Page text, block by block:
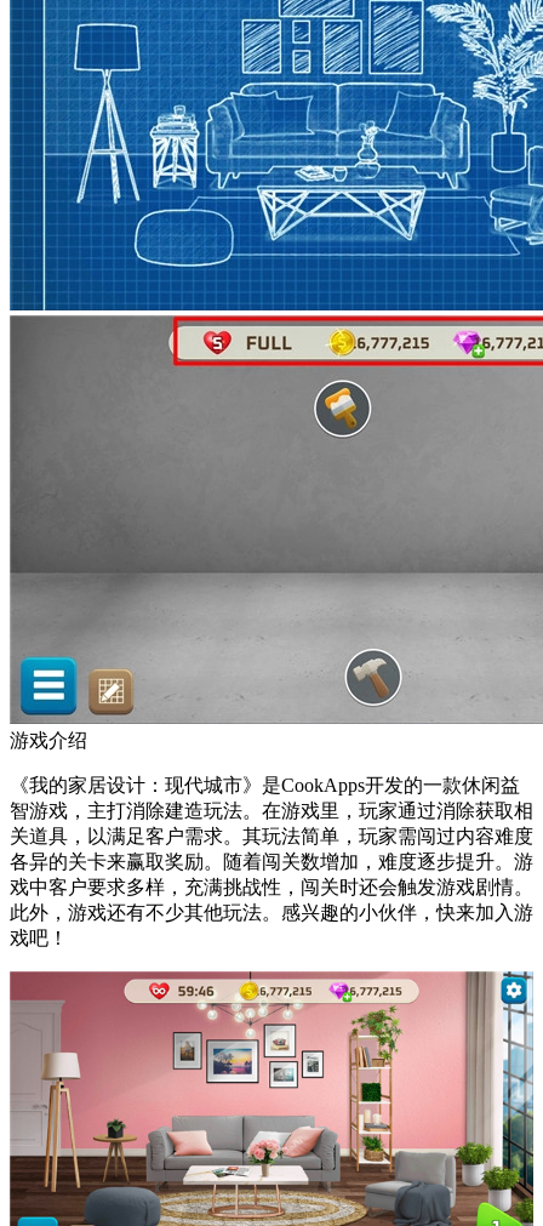
游戏介绍
《我的家居设计：现代城市》是CookApps开发的一款休闲益
智游戏，主打消除建造玩法。在游戏里，玩家通过消除获取相
关道具，以满足客户需求。其玩法简单，玩家需闯过内容难度
各异的关卡来赢取奖励。随着闯关数增加，难度逐步提升。游
戏中客户要求多样，充满挑战性，闯关时还会触发游戏剧情。
此外，游戏还有不少其他玩法。感兴趣的小伙伴，快来加入游
戏吧！